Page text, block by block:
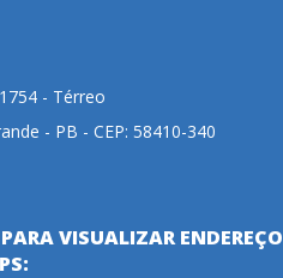
- Térreo
- PB - CEP: 58410-340
VISUALIZAR ENDEREÇO